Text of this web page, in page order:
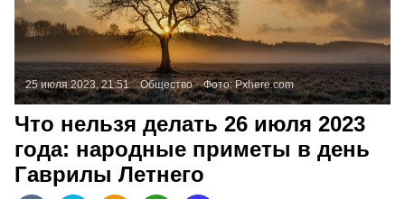
25 июля 2023, 21:51 Общество Фото:Pxhere.com
Что нельзя делать 26 июля 2023
года: народные приметы в день
Гаврилы Летнего